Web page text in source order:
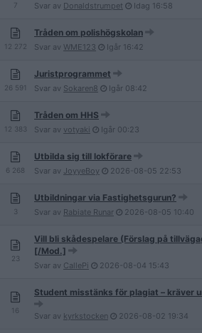
7 Svar av Donaldstrumpet Idag 16:58
12 272
Tråden om polishögskolan
Svar av WME123 Igår 16:42
26 591
Juristprogrammet
Svar av Sokaren8 Igår 08:42
12 383
Tråden om HHS
Svar av votyaki Igår 00:23
6 268
Utbilda sig till lokförare
Svar av JoyyeBoy 2026-08-05 22:53
3
Utbildningar via Fastighetsgurun?
Svar av Rabiate Runar 2026-08-05 10:40
23
Vill bli skådespelare (Förslag på
[/Mod.]
Svar av CallePi 2026-08-04 15:43
16
Student misstänks för plagiat – kräver
Svar av kyrkstocken 2026-08-02 19:34